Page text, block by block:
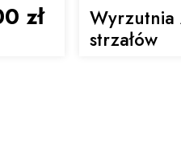
zł
Wyrzutnia
strzałów